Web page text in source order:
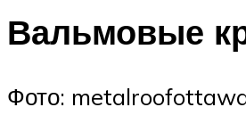
Вальмовые
Фото: